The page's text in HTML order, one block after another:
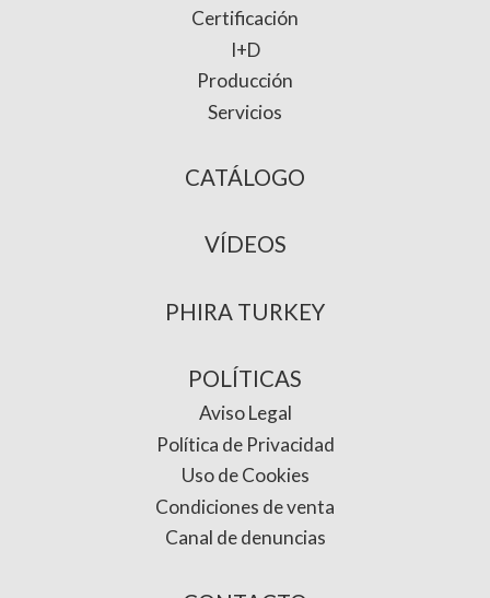
Certificación
I+D
Producción
Servicios
CATÁLOGO
VÍDEOS
PHIRA TURKEY
POLÍTICAS
Aviso Legal
Política de Privacidad
Uso de Cookies
Condiciones de venta
Canal de denuncias